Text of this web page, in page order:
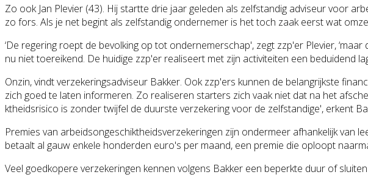
Zo ook Jan Plevier (43). Hij startte drie jaar geleden als zelfstandig adviseur voor
zo fors. Als je net begint als zelfstandig ondernemer is het toch zaak eerst wat
‘De regering roept de bevolking op tot ondernemerschap', zegt zzp'er Plevier,
nu niet toereikend. De huidige zzp'er realiseert met zijn activiteiten een beduidend
Onzin, vindt verzekeringsadviseur Bakker. Ook zzp'ers kunnen de belangrijkste
zich goed te laten informeren. Zo realiseren starters zich vaak niet dat na het
ktheidsrisico is zonder twijfel de duurste verzekering voor de zelfstandige', erkent
Premies van arbeidsongeschiktheidsverzekeringen zijn ondermeer afhankelijk van
betaalt al gauw enkele honderden euro's per maand, een premie die oploopt
Veel goedkopere verzekeringen kennen volgens Bakker een beperkte duur of